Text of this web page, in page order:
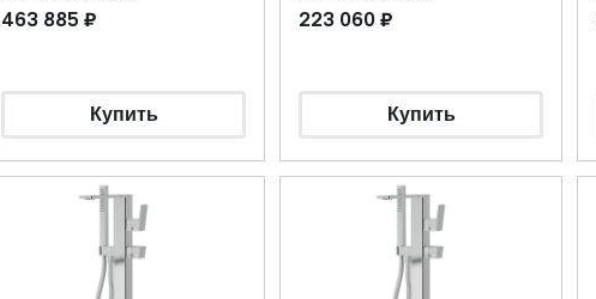
463 885 ₽ 223 060 ₽